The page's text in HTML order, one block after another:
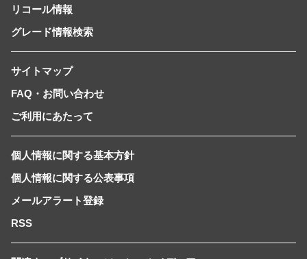
リコール情報
グレード情報検索
サイトマップ
FAQ・お問い合わせ
ご利用にあたって
個人情報に関する基本方針
個人情報に関する公表事項
メールアラート登録
RSS